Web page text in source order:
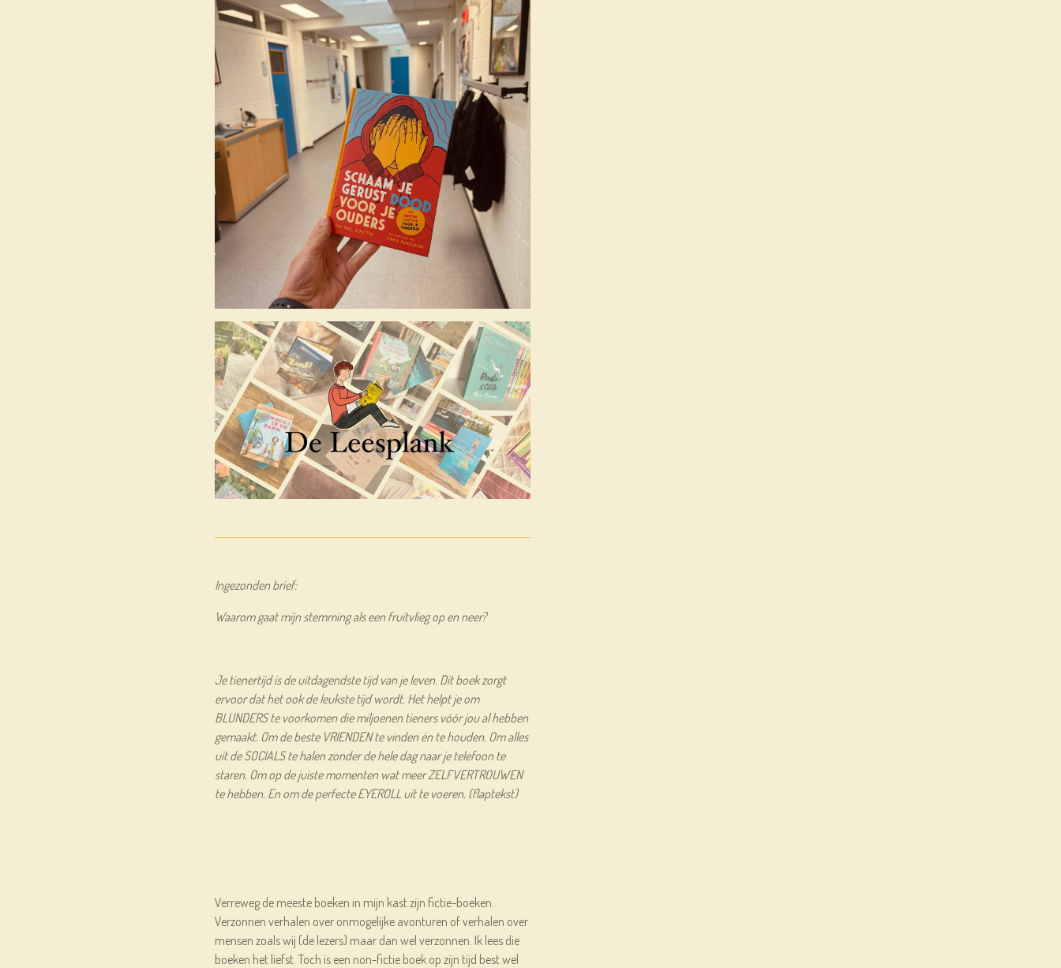
Ingezonden brief:
Waarom gaat mijn stemming als een fruitvlieg op en neer?
Je tienertijd is de uitdagendste tijd van je leven. Dit boek zorgt
ervoor dat het ook de leukste tijd wordt. Het helpt je om
BLUNDERS te voorkomen die miljoenen tieners vóór jou al hebben
gemaakt. Om de beste VRIENDEN te vinden én te houden. Om alles
uit de SOCIALS te halen zonder de hele dag naar je telefoon te
staren. Om op de juiste momenten wat meer ZELFVERTROUWEN
te hebben. En om de perfecte EYEROLL uit te voeren. (flaptekst)
Verreweg de meeste boeken in mijn kast zijn fictie-boeken.
Verzonnen verhalen over onmogelijke avonturen of verhalen over
mensen zoals wij (de lezers) maar dan wel verzonnen. Ik lees die
boeken het liefst. Toch is een non-fictie boek op zijn tijd best wel